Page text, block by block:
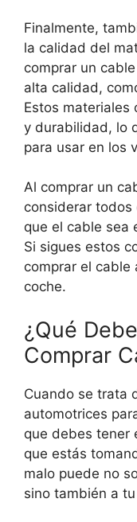
Finalmente,
la calidad del
comprar un
alta calidad,
Estos materiales
y durabilidad, lo
para usar en los
Al comprar un
considerar
que el cable sea
Si sigues estos
comprar el
coche.
¿Qué
Comprar
Cuando se trata
automotrices
que debes tener
que estás
malo puede no
sino también a